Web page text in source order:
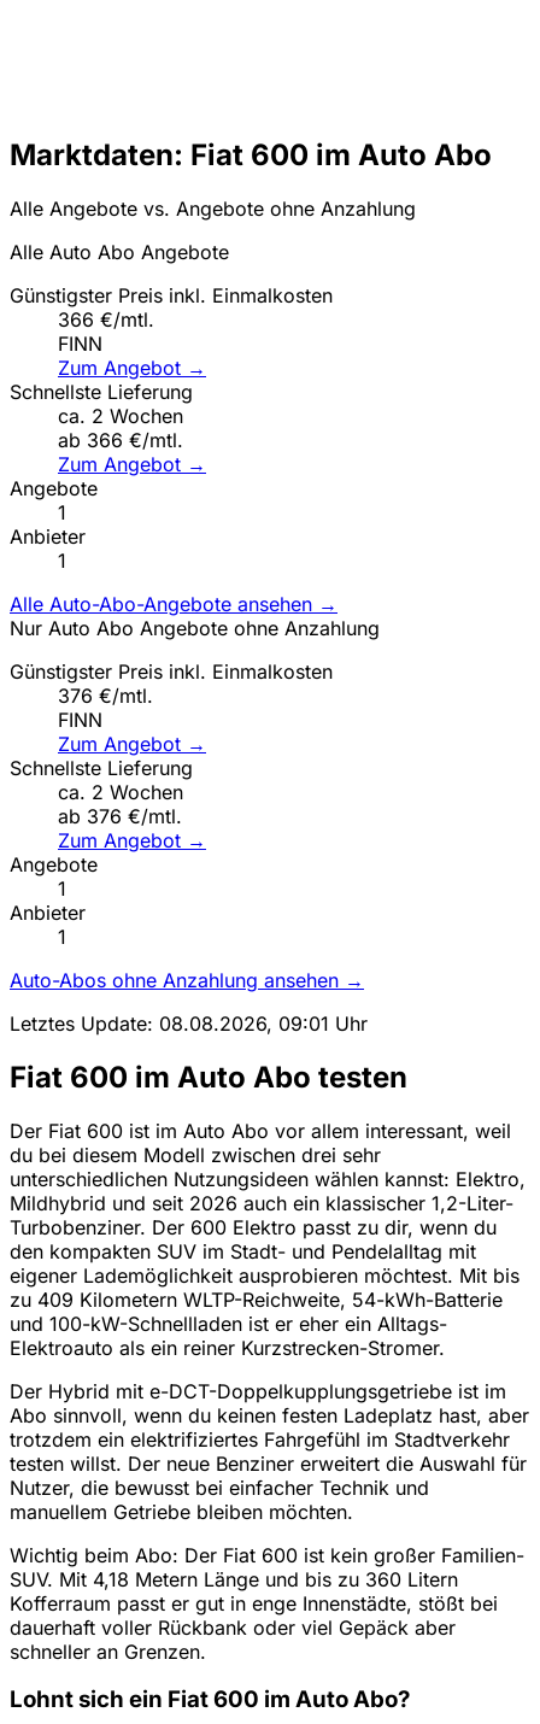
Marktdaten: Fiat 600 im Auto Abo
Alle Angebote vs. Angebote ohne Anzahlung
Alle Auto Abo Angebote
Günstigster Preis inkl. Einmalkosten
366 €/mtl.
FINN
Zum Angebot →
Schnellste Lieferung
ca. 2 Wochen
ab 366 €/mtl.
Zum Angebot →
Angebote
1
Anbieter
1
Alle Auto-Abo-Angebote ansehen →
Nur Auto Abo Angebote ohne Anzahlung
Günstigster Preis inkl. Einmalkosten
376 €/mtl.
FINN
Zum Angebot →
Schnellste Lieferung
ca. 2 Wochen
ab 376 €/mtl.
Zum Angebot →
Angebote
1
Anbieter
1
Auto-Abos ohne Anzahlung ansehen →
Letztes Update: 08.08.2026, 09:01 Uhr
Fiat 600 im Auto Abo testen
Der Fiat 600 ist im Auto Abo vor allem interessant, weil
du bei diesem Modell zwischen drei sehr
unterschiedlichen Nutzungsideen wählen kannst: Elektro,
Mildhybrid und seit 2026 auch ein klassischer 1,2-Liter-
Turbobenziner. Der 600 Elektro passt zu dir, wenn du
den kompakten SUV im Stadt- und Pendelalltag mit
eigener Lademöglichkeit ausprobieren möchtest. Mit bis
zu 409 Kilometern WLTP-Reichweite, 54-kWh-Batterie
und 100-kW-Schnellladen ist er eher ein Alltags-
Elektroauto als ein reiner Kurzstrecken-Stromer.
Der Hybrid mit e-DCT-Doppelkupplungsgetriebe ist im
Abo sinnvoll, wenn du keinen festen Ladeplatz hast, aber
trotzdem ein elektrifiziertes Fahrgefühl im Stadtverkehr
testen willst. Der neue Benziner erweitert die Auswahl für
Nutzer, die bewusst bei einfacher Technik und
manuellem Getriebe bleiben möchten.
Wichtig beim Abo: Der Fiat 600 ist kein großer Familien-
SUV. Mit 4,18 Metern Länge und bis zu 360 Litern
Kofferraum passt er gut in enge Innenstädte, stößt bei
dauerhaft voller Rückbank oder viel Gepäck aber
schneller an Grenzen.
Lohnt sich ein Fiat 600 im Auto Abo?